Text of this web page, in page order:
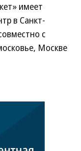
имеет
в Санкт-
с
Москве